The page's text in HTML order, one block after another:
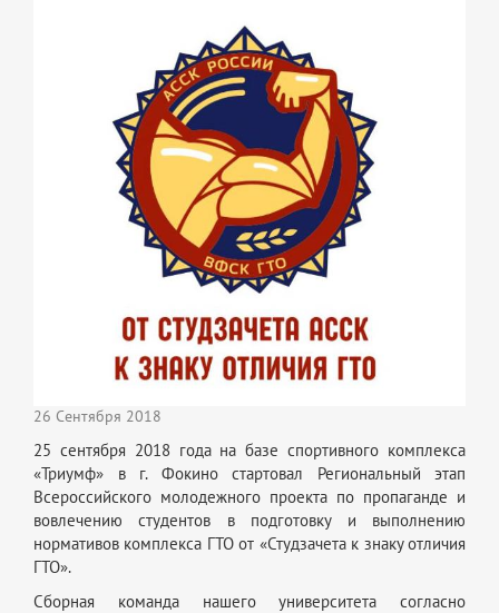
26 Сентября 2018
25 сентября 2018 года на базе спортивного комплекса
«Триумф» в г. Фокино стартовал Региональный этап
Всероссийского молодежного проекта по пропаганде и
вовлечению студентов в подготовку и выполнению
нормативов комплекса ГТО от «Студзачета к знаку отличия
ГТО».
Сборная команда нашего университета согласно